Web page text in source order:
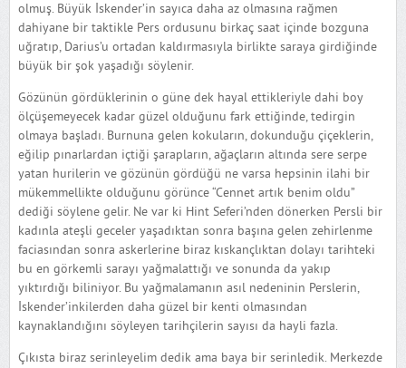
olmuş. Büyük İskender’in sayıca daha az olmasına rağmen
dahiyane bir taktikle Pers ordusunu birkaç saat içinde bozguna
uğratıp, Darius’u ortadan kaldırmasıyla birlikte saraya girdiğinde
büyük bir şok yaşadığı söylenir.
Gözünün gördüklerinin o güne dek hayal ettikleriyle dahi boy
ölçüşemeyecek kadar güzel olduğunu fark ettiğinde, tedirgin
olmaya başladı. Burnuna gelen kokuların, dokunduğu çiçeklerin,
eğilip pınarlardan içtiği şarapların, ağaçların altında sere serpe
yatan hurilerin ve gözünün gördüğü ne varsa hepsinin ilahi bir
mükemmellikte olduğunu görünce “Cennet artık benim oldu”
dediği söylene gelir. Ne var ki Hint Seferi’nden dönerken Persli bir
kadınla ateşli geceler yaşadıktan sonra başına gelen zehirlenme
faciasından sonra askerlerine biraz kıskançlıktan dolayı tarihteki
bu en görkemli sarayı yağmalattığı ve sonunda da yakıp
yıktırdığı biliniyor. Bu yağmalamanın asıl nedeninin Perslerin,
İskender’inkilerden daha güzel bir kenti olmasından
kaynaklandığını söyleyen tarihçilerin sayısı da hayli fazla.
Çıkısta biraz serinleyelim dedik ama baya bir serinledik. Merkezde